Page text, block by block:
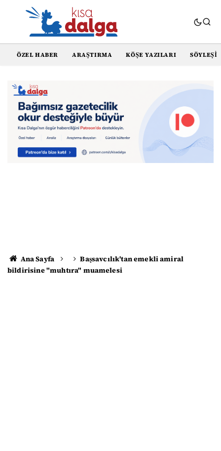
ÖZEL HABER ARAŞTIRMA KÖŞE YAZILARI SÖYLEŞI
Ana Sayfa
Başsavcılık'tan emekli amiral
bildirisine "muhtıra" muamelesi